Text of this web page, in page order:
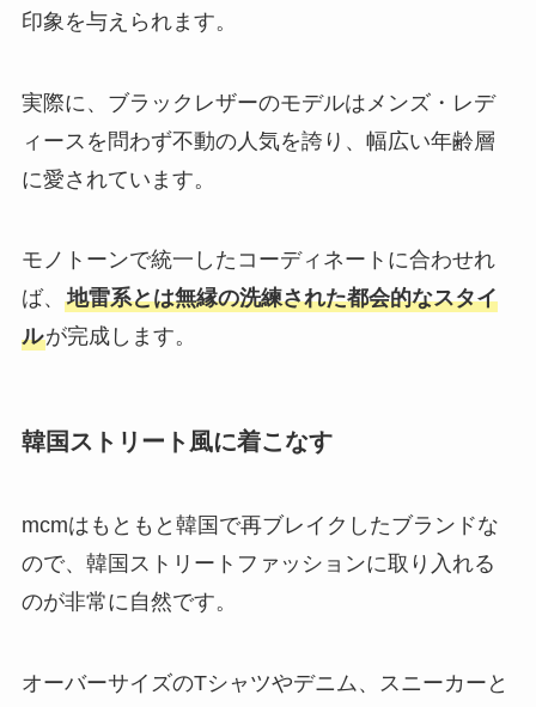
印象を与えられます。
実際に、ブラックレザーのモデルはメンズ・レデ
ィースを問わず不動の人気を誇り、幅広い年齢層
に愛されています。
モノトーンで統一したコーディネートに合わせれ
ば、 地雷系とは無縁の洗練された都会的なスタイ
ルが完成します。
韓国ストリート風に着こなす
mcmはもともと韓国で再ブレイクしたブランドな
ので、韓国ストリートファッションに取り入れる
のが非常に自然です。
オーバーサイズのTシャツやデニム、スニーカーと